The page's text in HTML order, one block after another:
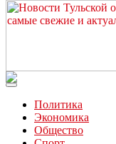
Читайте последние
Политика
Экономика
Общество